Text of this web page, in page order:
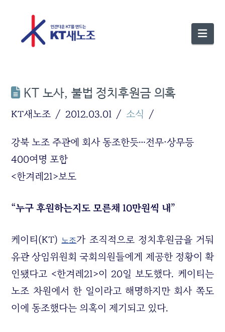
KT 노사, 불법 정치후원금 의혹
KT새노조 2012.03.01 소식
강북 노조 주관에 회사 동조한듯…전무·상무등
400여명 포함
<한겨레21>보도
“누구 후원하는지도 모른채 10만원씩 내”
케이티(KT) 노조가 조직적으로 정치후원금을 거둬
유관 상임위원회 국회의원들에게 제공한 정황이 확
인됐다고 <한겨레21>이 20일 보도했다. 케이티는
노조 차원에서 한 일이라고 해명하지만 회사 쪽도
이에 동조했다는 의혹이 제기되고 있다.